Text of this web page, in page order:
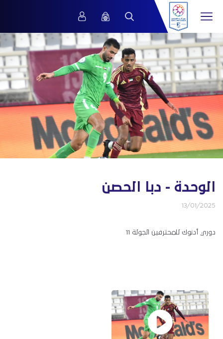
الوحدة - دبا الحصن
13/01/2025
دوري أدنوك للمحترفين الجولة 11